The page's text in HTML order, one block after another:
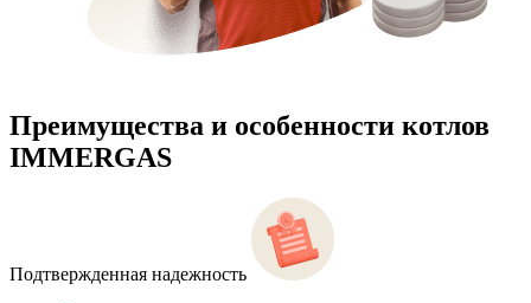
Преимущества и особенности котлов
IMMERGAS
Подтвержденная надежность